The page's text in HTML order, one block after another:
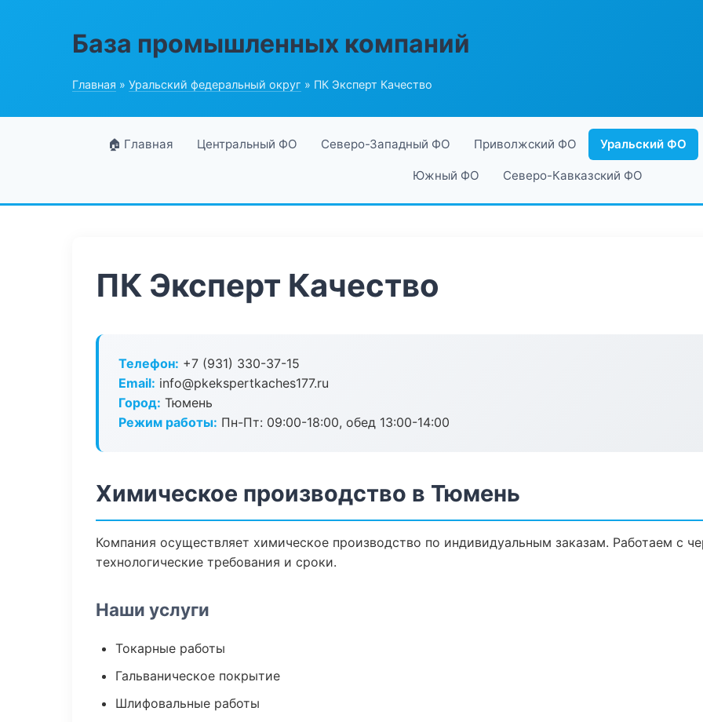
База промышленных компаний
Главная » Уральский федеральный округ » ПК Эксперт Качество
🏠 Главная Центральный ФО Северо-Западный ФО Приволжский ФО Уральский ФО
Южный ФО Северо-Кавказский ФО
ПК Эксперт Качество
Телефон: +7 (931) 330-37-15
Email: info@pkekspertkaches177.ru
Город: Тюмень
Режим работы: Пн-Пт: 09:00-18:00, обед 13:00-14:00
Химическое производство в Тюмень
Компания осуществляет химическое производство по индивидуальным заказам. Работаем с
технологические требования и сроки.
Наши услуги
Токарные работы
Гальваническое покрытие
Шлифовальные работы